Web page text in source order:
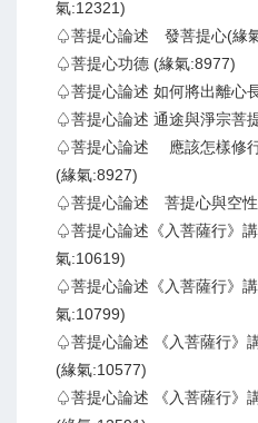
氣:12321)
♤菩提心論述 發菩提心(緣
♤菩提心功德 (緣氣:8977)
♤菩提心論述 如何將出離心
♤菩提心論述 通途與淨宗菩
♤菩提心論述 應該怎樣修
(緣氣:8927)
♤菩提心論述 菩提心與空
♤菩提心論述《入菩薩行》
氣:10619)
♤菩提心論述《入菩薩行》
氣:10799)
♤菩提心論述 《入菩薩行》
(緣氣:10577)
♤菩提心論述 《入菩薩行》